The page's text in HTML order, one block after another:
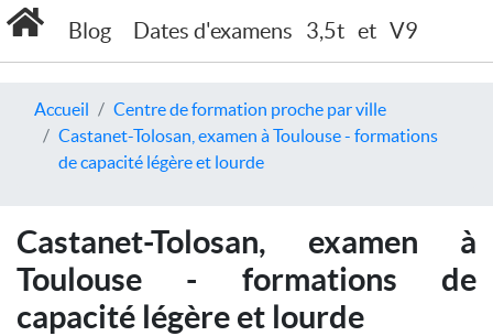
Blog Dates d'examens 3,5t et V9
Accueil
Centre de formation proche par ville
Castanet-Tolosan, examen à Toulouse - formations
de capacité légère et lourde
Castanet-Tolosan, examen à
Toulouse - formations de
capacité légère et lourde